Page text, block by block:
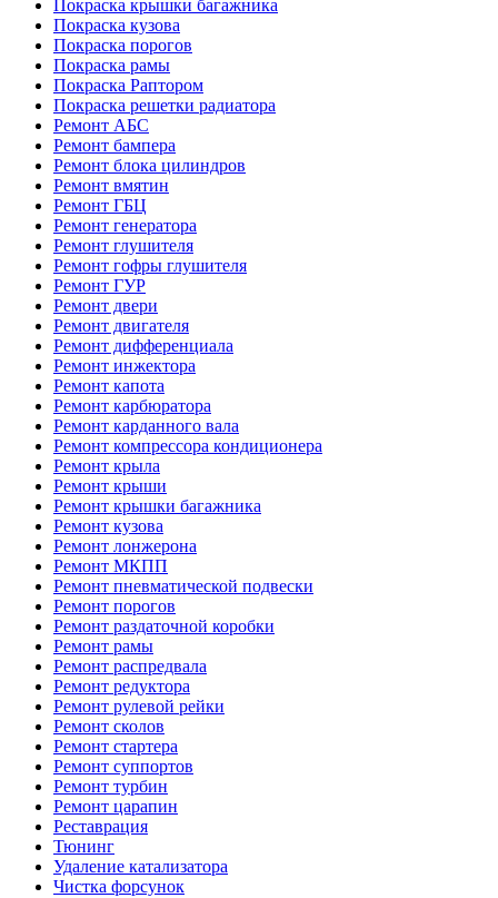
Покраска крышки багажника
Покраска кузова
Покраска порогов
Покраска рамы
Покраска Раптором
Покраска решетки радиатора
Ремонт АБС
Ремонт бампера
Ремонт блока цилиндров
Ремонт вмятин
Ремонт ГБЦ
Ремонт генератора
Ремонт глушителя
Ремонт гофры глушителя
Ремонт ГУР
Ремонт двери
Ремонт двигателя
Ремонт дифференциала
Ремонт инжектора
Ремонт капота
Ремонт карбюратора
Ремонт карданного вала
Ремонт компрессора кондиционера
Ремонт крыла
Ремонт крыши
Ремонт крышки багажника
Ремонт кузова
Ремонт лонжерона
Ремонт МКПП
Ремонт пневматической подвески
Ремонт порогов
Ремонт раздаточной коробки
Ремонт рамы
Ремонт распредвала
Ремонт редуктора
Ремонт рулевой рейки
Ремонт сколов
Ремонт стартера
Ремонт суппортов
Ремонт турбин
Ремонт царапин
Реставрация
Тюнинг
Удаление катализатора
Чистка форсунок